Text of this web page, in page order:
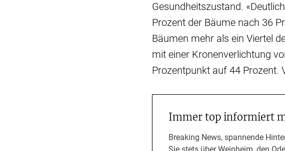
Gesundheitszustand.
Prozent der Bäume nach 36
Bäumen mehr als ein Viertel
mit einer Kronenverlichtung
Prozentpunkt auf 44 Prozent.
Immer top informiert
Breaking News, spannende